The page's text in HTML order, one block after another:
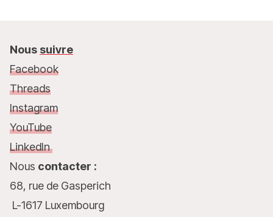
Nous suivre
Facebook
Threads
Instagram
YouTube
LinkedIn
Nous contacter :
68, rue de Gasperich
L-1617 Luxembourg